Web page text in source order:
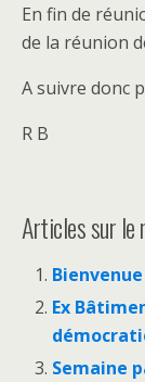
En fin de
de la réunion
A suivre donc
R B
Articles sur le
Ex
Semaine